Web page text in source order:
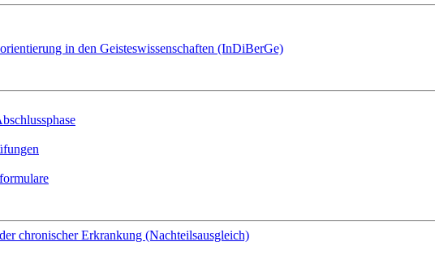
in den Geisteswissenschaften (InDiBerGe)
chronischer Erkrankung (Nachteilsausgleich)